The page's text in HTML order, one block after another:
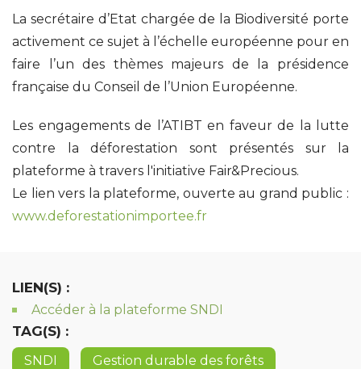
La secrétaire d’Etat chargée de la Biodiversité porte
activement ce sujet à l’échelle européenne pour en
faire l’un des thèmes majeurs de la présidence
française du Conseil de l’Union Européenne.
Les engagements de l’ATIBT en faveur de la lutte
contre la déforestation sont présentés sur la
plateforme à travers l'initiative Fair&Precious.
Le lien vers la plateforme, ouverte au grand public :
www.deforestationimportee.fr
LIEN(S) :
Accéder à la plateforme SNDI
TAG(S) :
SNDI Gestion durable des forêts